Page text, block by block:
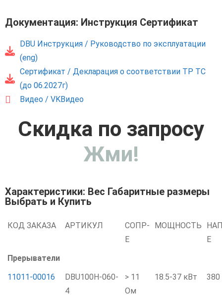
Документация: Инструкция Сертификат
DBU Инструкция / Руководство по эксплуатации
(eng)
Сертификат / Декларация о соответствии ТР ТС
(до 06.2027г)
Видео / VKВидео
Скидка по запросу
Жми!
Характеристики: Вес Габаритные размеры
Выбрать и Купить
КОД ЗАКАЗА АРТИКУЛ
СОПР-
Е
МОЩНОСТЬ
Е
Прерыватели
11011-00016
DBU100H-060-
4
> 11
Ом
18.5-37 кВт 380